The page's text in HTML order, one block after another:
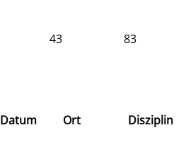
43 83
Datum Ort Disziplin